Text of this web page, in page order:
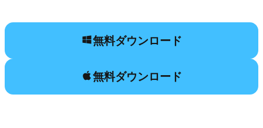
無料ダウンロード
無料ダウンロード